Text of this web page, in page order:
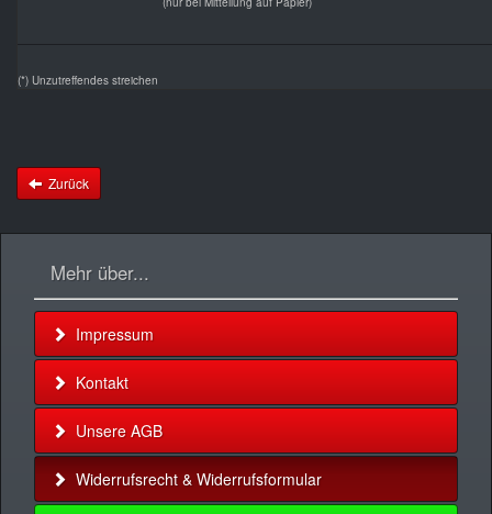
(*) Unzutreffendes streichen
Zurück
Mehr über...
Impressum
Kontakt
Unsere AGB
Widerrufsrecht & Widerrufsformular